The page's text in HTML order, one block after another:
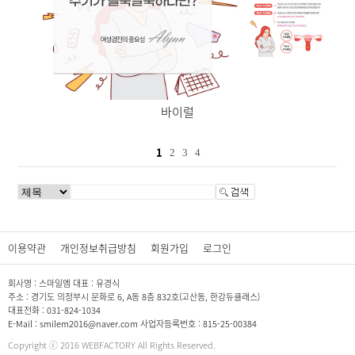
바이럴
1 2 3 4
이용약관 개인정보취급방침 회원가입 로그인
회사명 : 스마일엠 대표 : 유경식
주소 : 경기도 의정부시 문화로 6, A동 8층 832호(고산동, 한강듀클래스)
대표전화 : 031-824-1034
E-Mail : smilem2016@naver.com 사업자등록번호 : 815-25-00384
Copyright ⓒ 2016 WEBFACTORY All Rights Reserved.